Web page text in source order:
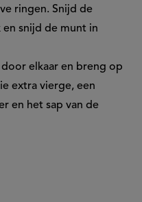
ringen. Snijd de
snijd de munt in
elkaar en breng op
extra vierge, een
en het sap van de